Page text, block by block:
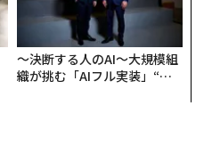
〜決断する人のAI〜大規模組
織が挑む「AIフル実装」“使